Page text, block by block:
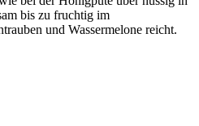
bis zu fruchtig im
und Wassermelone reicht.